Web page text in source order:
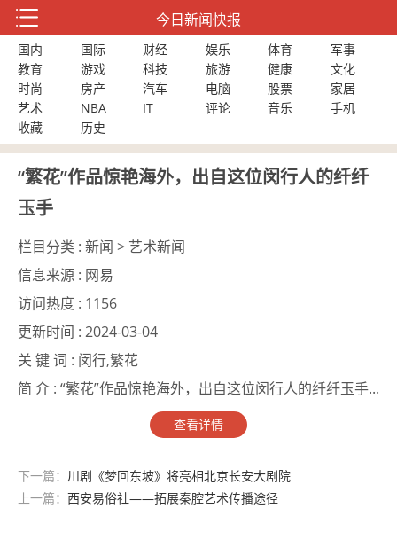
今日新闻快报
国内 国际 财经 娱乐 体育
军事
教育
游戏 科技 旅游 健康
文化
时尚
房产 汽车 电脑 股票
家居
艺术
NBA IT 评论 音乐
手机
收藏
历史
“繁花”作品惊艳海外，出自这位闵行人的纤纤
玉手
栏目分类 : 新闻 > 艺术新闻
信息来源 : 网易
访问热度 : 1156
更新时间 : 2024-03-04
关 键 词 : 闵行,繁花
简 介 : “繁花”作品惊艳海外，出自这位闵行人的纤纤玉手...
查看详情
下一篇： 川剧《梦回东坡》将亮相北京长安大剧院
上一篇： 西安易俗社——拓展秦腔艺术传播途径